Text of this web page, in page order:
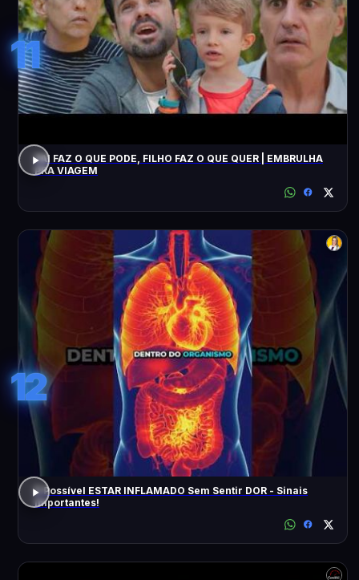
11
PAI FAZ O QUE PODE, FILHO FAZ O QUE QUER | EMBRULHA
PRA VIAGEM
12
É Possível ESTAR INFLAMADO Sem Sentir DOR - Sinais
Importantes!